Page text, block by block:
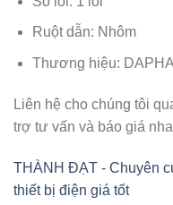
Ruột dẫn: Nhôm
Thương hiệu:
Liên hệ cho chúng tôi
trợ tư vấn và báo giá
THÀNH ĐẠT - Chuyên
thiết bị điện giá tốt